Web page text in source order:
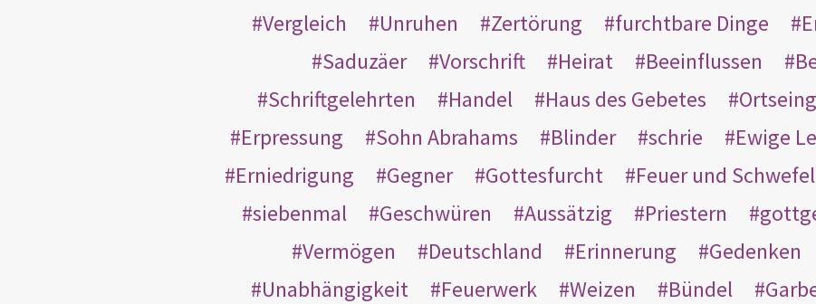
Vergleich
Unruhen Zertörung furchtbare Dinge
Saduzäer
Vorschrift Heirat Beeinflussen
Schriftgelehrten
Handel Haus des Gebetes
Erpressung
Sohn Abrahams Blinder schrie Ewige
Erniedrigung
Gegner Gottesfurcht Feuer und Schwefel
siebenmal
Geschwüren Aussätzig Priestern
Vermögen
Deutschland Erinnerung Gedenken
Unabhängigkeit
Feuerwerk Weizen Bündel